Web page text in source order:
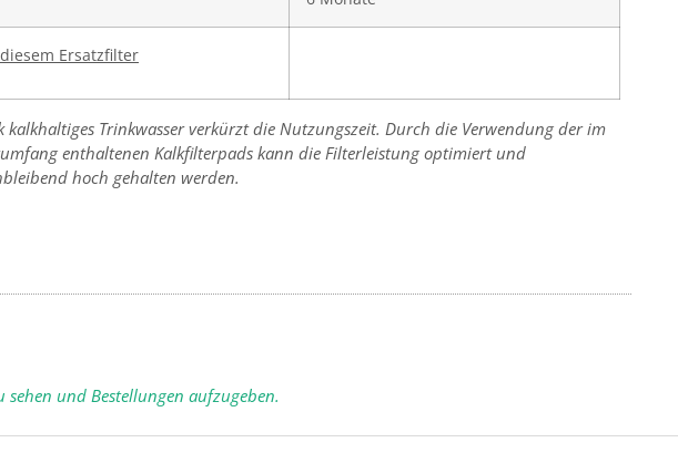
Ersatzfilter
kalkhaltiges Trinkwasser verkürzt die Nutzungszeit. Durch die Verwendung der im
enthaltenen Kalkfilterpads kann die Filterleistung optimiert und
hoch gehalten werden.
und Bestellungen aufzugeben.